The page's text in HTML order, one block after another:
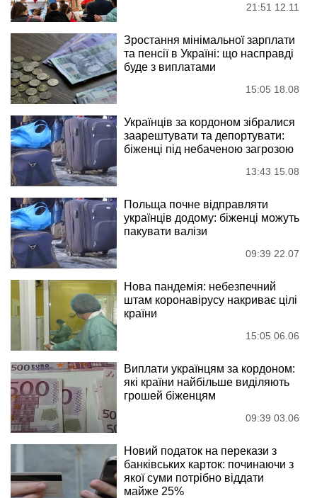
21:51 12.11
Зростання мінімальної зарплати
та пенсії в Україні: що насправді
буде з виплатами
15:05 18.08
Українців за кордоном зібралися
заарештувати та депортувати:
біженці під небаченою загрозою
13:43 15.08
Польща почне відправляти
українців додому: біженці можуть
пакувати валізи
09:39 22.07
Нова пандемія: небезпечний
штам коронавірусу накриває цілі
країни
15:05 06.06
Виплати українцям за кордоном:
які країни найбільше виділяють
грошей біженцям
09:39 03.06
Новий податок на перекази з
банківських карток: починаючи з
якої суми потрібно віддати
майже 25%